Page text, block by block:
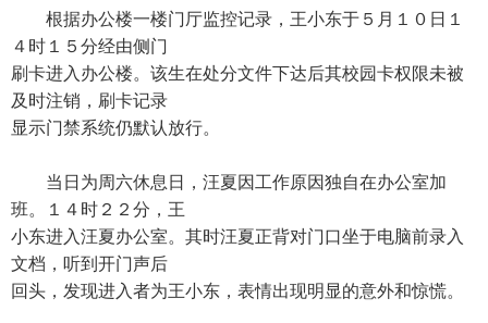
根据办公楼一楼门厅监控记录，王小东于５月１０日１
４时１５分经由侧门
刷卡进入办公楼。该生在处分文件下达后其校园卡权限未被
及时注销，刷卡记录
显示门禁系统仍默认放行。
当日为周六休息日，汪夏因工作原因独自在办公室加
班。１４时２２分，王
小东进入汪夏办公室。其时汪夏正背对门口坐于电脑前录入
文档，听到开门声后
回头，发现进入者为王小东，表情出现明显的意外和惊慌。